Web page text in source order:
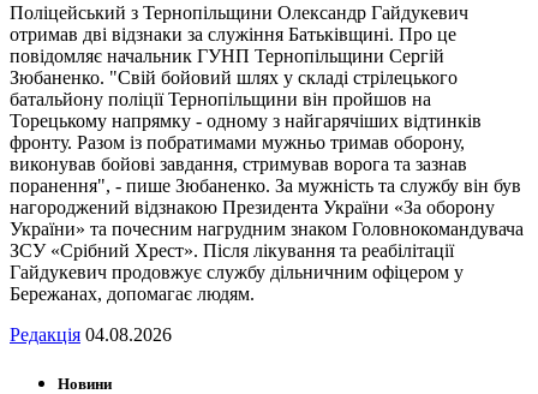
Поліцейський з Тернопільщини Олександр Гайдукевич
отримав дві відзнаки за служіння Батьківщині. Про це
повідомляє начальник ГУНП Тернопільщини Сергій
Зюбаненко. "Свій бойовий шлях у складі стрілецького
батальйону поліції Тернопільщини він пройшов на
Торецькому напрямку - одному з найгарячіших відтинків
фронту. Разом із побратимами мужньо тримав оборону,
виконував бойові завдання, стримував ворога та зазнав
поранення", - пише Зюбаненко. За мужність та службу він був
нагороджений відзнакою Президента України «За оборону
України» та почесним нагрудним знаком Головнокомандувача
ЗСУ «Срібний Хрест». Після лікування та реабілітації
Гайдукевич продовжує службу дільничним офіцером у
Бережанах, допомагає людям.
Редакція 04.08.2026
Новини